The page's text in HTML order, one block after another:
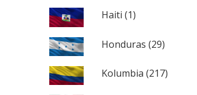
Haiti (1)
Honduras (29)
Kolumbia (217)